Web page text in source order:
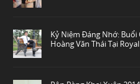
Kỷ Niệm Đáng Nhớ: Buổi
Hoàng Văn Thái Tại